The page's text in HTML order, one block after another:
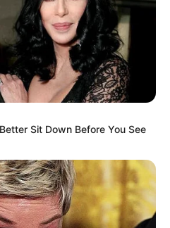
Sit Down Before You See